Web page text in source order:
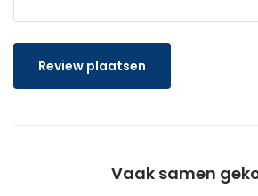
Review plaatsen
Vaak samen